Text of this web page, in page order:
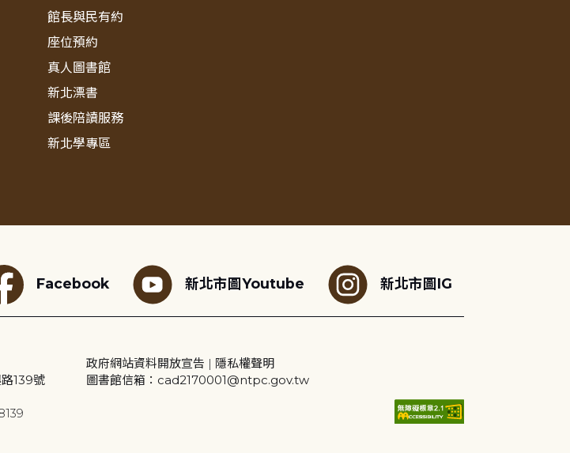
館長與民有約
座位預約
真人圖書館
新北漂書
課後陪讀服務
新北學專區
Facebook 新北市圖Youtube 新北市圖IG
139號
政府網站資料開放宣告 | 隱私權聲明
圖書館信箱：cad2170001@ntpc.gov.tw